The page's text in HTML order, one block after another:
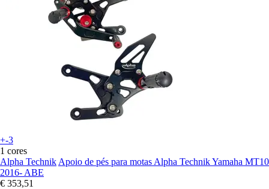
+-3
1 cores
Alpha Technik Apoio de pés para motas Alpha Technik Yamaha MT10
2016- ABE
€ 353,51